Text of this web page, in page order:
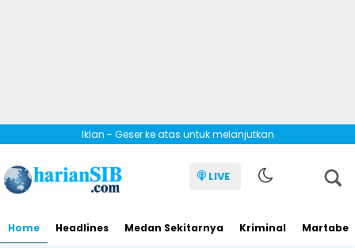
Iklan - Geser ke atas untuk melanjutkan
LIVE
Home Headlines Medan Sekitarnya Kriminal Martabe